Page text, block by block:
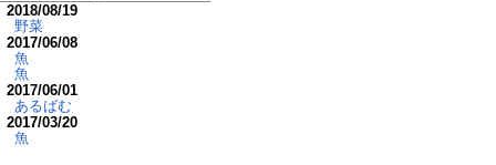
2018/08/19
野菜
2017/06/08
魚
魚
2017/06/01
あるばむ
2017/03/20
魚